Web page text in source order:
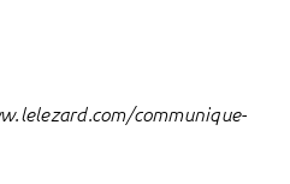
communique-